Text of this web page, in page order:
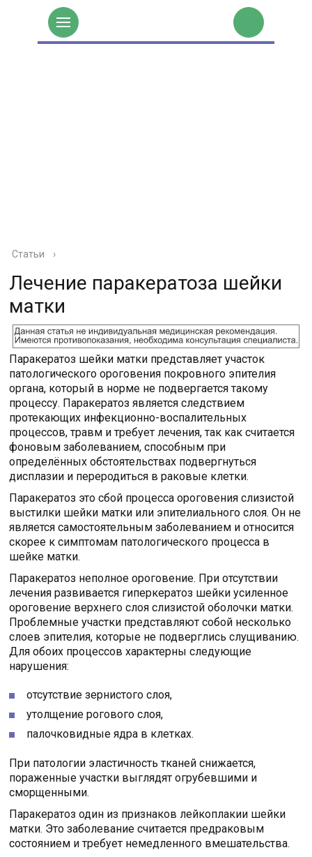
Статьи ›
Лечение паракератоза шейки
матки
Паракератоз шейки матки представляет участок
патологического ороговения покровного эпителия
органа, который в норме не подвергается такому
процессу. Паракератоз является следствием
протекающих инфекционно-воспалительных
процессов, травм и требует лечения, так как считается
фоновым заболеванием, способным при
определённых обстоятельствах подвергнуться
дисплазии и переродиться в раковые клетки.
Паракератоз это сбой процесса ороговения слизистой
выстилки шейки матки или эпителиального слоя. Он не
является самостоятельным заболеванием и относится
скорее к симптомам патологического процесса в
шейке матки.
Паракератоз неполное ороговение. При отсутствии
лечения развивается гиперкератоз шейки усиленное
ороговение верхнего слоя слизистой оболочки матки.
Проблемные участки представляют собой несколько
слоев эпителия, которые не подверглись слущиванию.
Для обоих процессов характерны следующие
нарушения:
отсутствие зернистого слоя,
утолщение рогового слоя,
палочковидные ядра в клетках.
При патологии эластичность тканей снижается,
пораженные участки выглядят огрубевшими и
сморщенными.
Паракератоз один из признаков лейкоплакии шейки
матки. Это заболевание считается предраковым
состоянием и требует немедленного вмешательства.